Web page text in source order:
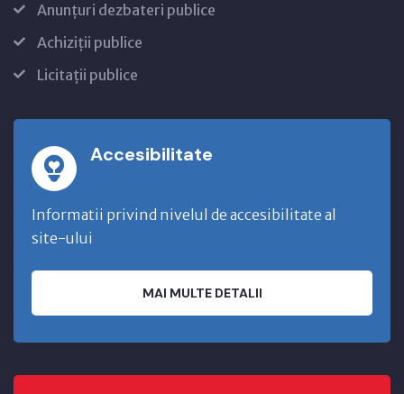
Anunțuri dezbateri publice
Achiziții publice
Licitații publice
Accesibilitate
Informatii privind nivelul de accesibilitate al
site-ului
MAI MULTE DETALII